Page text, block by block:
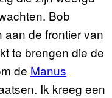
Bob
de frontier van
te brengen die de
de Manus
Ik kreeg een